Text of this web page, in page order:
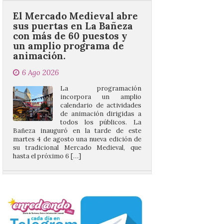
un amplio programa de
animación.
6 Ago 2026
La programación
de animación dirigidas a
todos los públicos. La
Bañeza inauguró en la tarde de este
martes 4 de agosto una nueva edición de
su tradicional Mercado Medieval, que
hasta el próximo 6 […]
Un viaje a la Antigüedad:
propone un recorrido por
inspiración clásica
6 Ago 2026